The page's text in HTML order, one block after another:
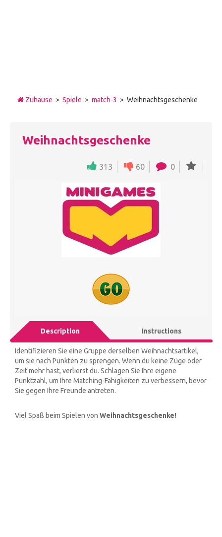
Zuhause > Spiele > match-3 > Weihnachtsgeschenke
Weihnachtsgeschenke
313 60 0
Description Instructions
Identifizieren Sie eine Gruppe derselben Weihnachtsartikel,
um sie nach Punkten zu sprengen. Wenn du keine Züge oder
Zeit mehr hast, verlierst du. Schlagen Sie Ihre eigene
Punktzahl, um Ihre Matching-Fähigkeiten zu verbessern, bevor
Sie gegen Ihre Freunde antreten.
Viel Spaß beim Spielen von Weihnachtsgeschenke!